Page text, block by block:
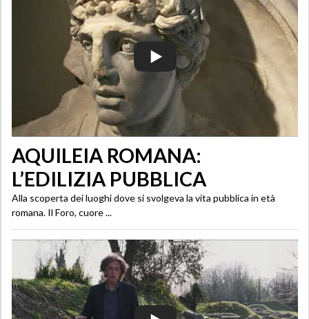
AQUILEIA ROMANA:
L’EDILIZIA PUBBLICA
Alla scoperta dei luoghi dove si svolgeva la vita pubblica in età
romana. Il Foro, cuore ...